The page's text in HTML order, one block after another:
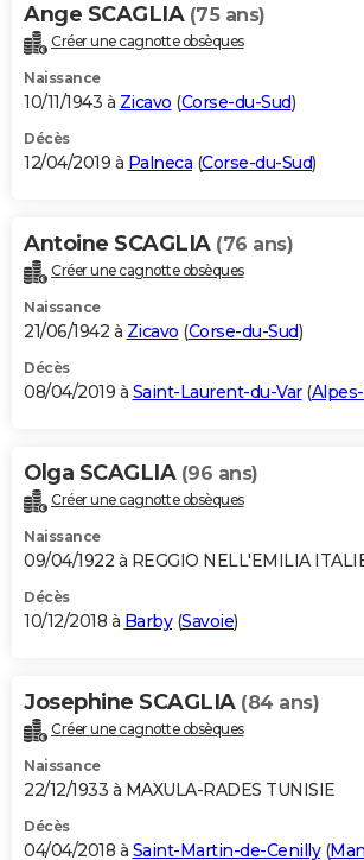
Ange SCAGLIA (75 ans)
Créer une cagnotte obsèques
Naissance
10/11/1943 à Zicavo (Corse-du-Sud)
Décès
12/04/2019 à Palneca (Corse-du-Sud)
Antoine SCAGLIA (76 ans)
Créer une cagnotte obsèques
Naissance
21/06/1942 à Zicavo (Corse-du-Sud)
Décès
08/04/2019 à Saint-Laurent-du-Var(
Olga SCAGLIA (96 ans)
Créer une cagnotte obsèques
Naissance
09/04/1922 à REGGIO NELL'EMILIA
Décès
10/12/2018 à Barby(Savoie)
Josephine SCAGLIA (84 ans)
Créer une cagnotte obsèques
Naissance
22/12/1933 à MAXULA-RADES TUNISIE
Décès
04/04/2018 à Saint-Martin-de-Cenilly(